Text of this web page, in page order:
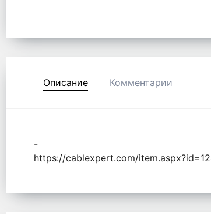
Описание Комментарии
-
https://cablexpert.com/